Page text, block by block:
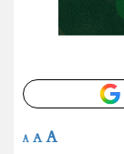
A A A